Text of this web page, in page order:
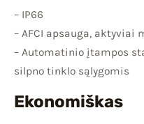
– IP66
– AFCI apsauga, aktyviai
– Automatinio įtampos
silpno tinklo sąlygomis
Ekonomiškas